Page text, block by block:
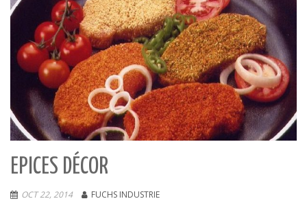
EPICES DÉCOR
OCT 22, 2014
FUCHS INDUSTRIE